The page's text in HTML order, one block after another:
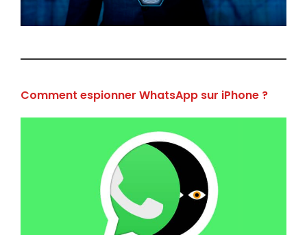
Comment espionner WhatsApp sur iPhone ?